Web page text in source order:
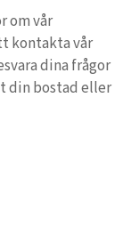
om vår
kontakta vår
dina frågor
din bostad eller